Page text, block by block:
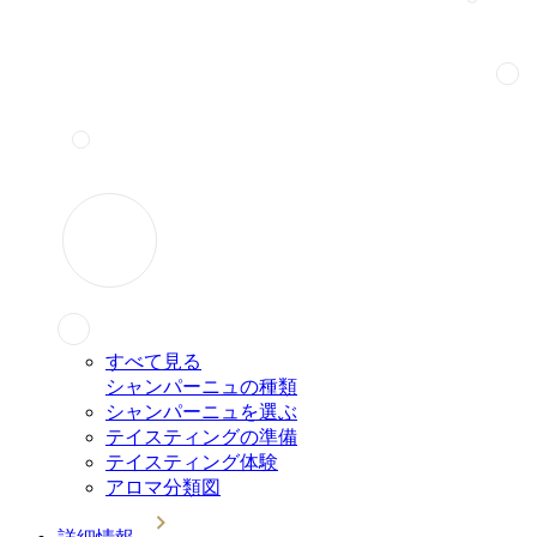
すべて見る
シャンパーニュの種類
シャンパーニュを選ぶ
テイスティングの準備
テイスティング体験
アロマ分類図